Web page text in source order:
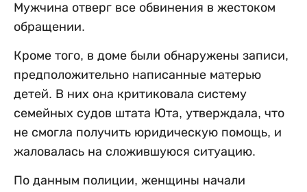
Мужчина отверг все обвинения в жестоком
обращении.
Кроме того, в доме были обнаружены записи,
предположительно написанные матерью
детей. В них она критиковала систему
семейных судов штата Юта, утверждала, что
не смогла получить юридическую помощь, и
жаловалась на сложившуюся ситуацию.
По данным полиции, женщины начали